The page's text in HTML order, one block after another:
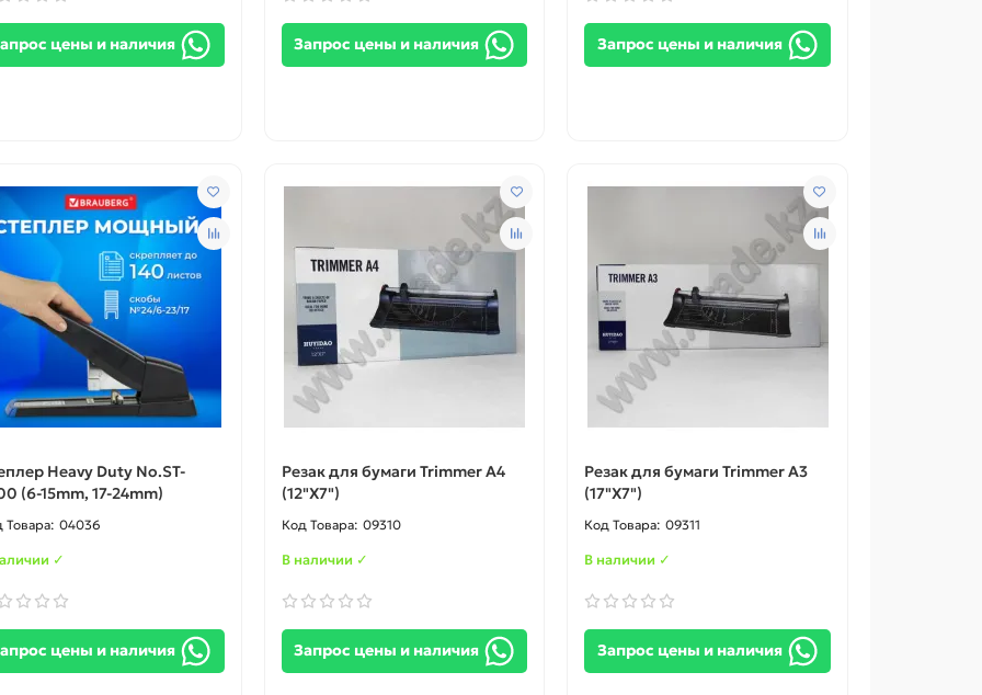
цены и наличия Запрос цены и наличия Запрос цены и наличия
Heavy Duty No.ST-
(6-15mm, 17-24mm)
04036
✓
цены и наличия
Резак для бумаги Trimmer A4
(12"X7")
09310
В наличии ✓
Запрос цены и наличия
Резак для бумаги Trimmer A3
(17"X7")
09311
В наличии ✓
Запрос цены и наличия